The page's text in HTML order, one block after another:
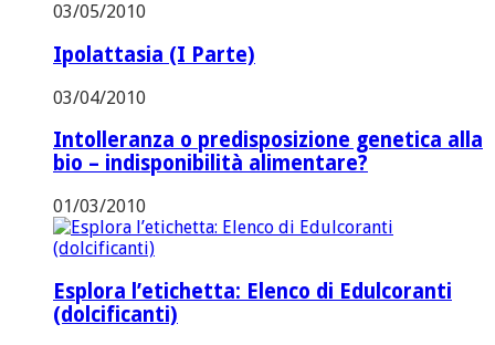
03/05/2010
Ipolattasia (I Parte)
03/04/2010
Intolleranza o predisposizione genetica alla
bio – indisponibilità alimentare?
01/03/2010
Esplora l’etichetta: Elenco di Edulcoranti
(dolcificanti)